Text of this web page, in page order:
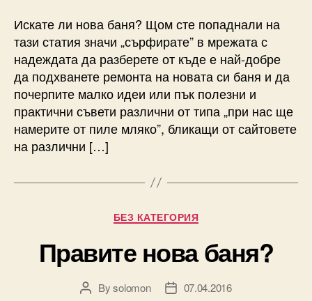
Искате ли нова баня? Щом сте попаднали на
тази статия значи „сърфирате” в мрежата с
надеждата да разберете от къде е най-добре
да подхванете ремонта на новата си баня и да
почерпите малко идеи или пък полезни и
практични съвети различни от типа „при нас ще
намерите от пиле мляко”, бликащи от сайтовете
на различни […]
Categories
БЕЗ КАТЕГОРИЯ
Правите нова баня?
PostBysolomon
Post07.04.2016